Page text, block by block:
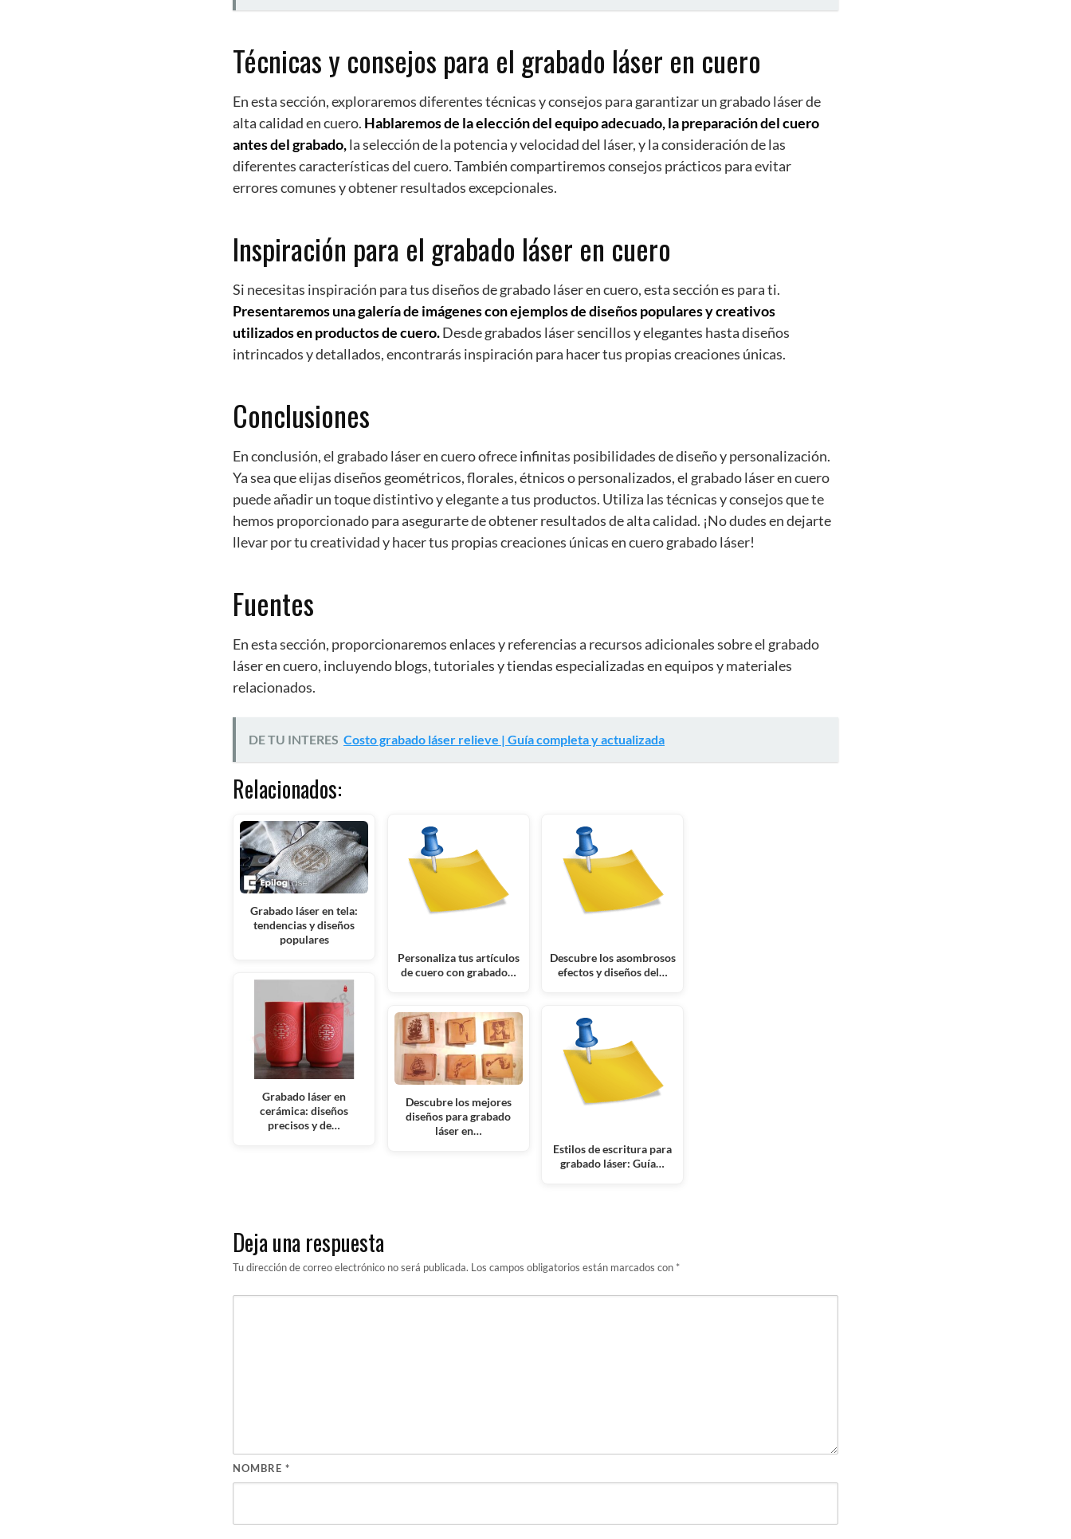
Técnicas y consejos para el grabado láser en cuero
En esta sección, exploraremos diferentes técnicas y consejos para garantizar un grabado láser de
alta calidad en cuero. Hablaremos de la elección del equipo adecuado, la preparación del cuero
antes del grabado,la selección de la potencia y velocidad del láser, y la consideración de las
diferentes características del cuero. También compartiremos consejos prácticos para evitar
errores comunes y obtener resultados excepcionales.
Inspiración para el grabado láser en cuero
Si necesitas inspiración para tus diseños de grabado láser en cuero, esta sección es para ti.
Presentaremos una galería de imágenes con ejemplos de diseños populares y creativos
utilizados en productos de cuero.Desde grabados láser sencillos y elegantes hasta diseños
intrincados y detallados, encontrarás inspiración para hacer tus propias creaciones únicas.
Conclusiones
En conclusión, el grabado láser en cuero ofrece infinitas posibilidades de diseño y personalización.
Ya sea que elijas diseños geométricos, florales, étnicos o personalizados, el grabado láser en cuero
puede añadir un toque distintivo y elegante a tus productos. Utiliza las técnicas y consejos que te
hemos proporcionado para asegurarte de obtener resultados de alta calidad. ¡No dudes en dejarte
llevar por tu creatividad y hacer tus propias creaciones únicas en cuero grabado láser!
Fuentes
En esta sección, proporcionaremos enlaces y referencias a recursos adicionales sobre el grabado
láser en cuero, incluyendo blogs, tutoriales y tiendas especializadas en equipos y materiales
relacionados.
DE TU INTERES Costo grabado láser relieve | Guía completa y actualizada
Relacionados:
Grabado láser en tela:
tendencias y diseños
populares
Grabado láser en
cerámica: diseños
precisos y de…
Personaliza tus artículos
de cuero con grabado…
Descubre los mejores
diseños para grabado
láser en…
Descubre los asombrosos
efectos y diseños del…
Estilos de escritura para
grabado láser: Guía…
Deja una respuesta
Tu dirección de correo electrónico no será publicada. Los campos obligatorios están marcados con *
NOMBRE *